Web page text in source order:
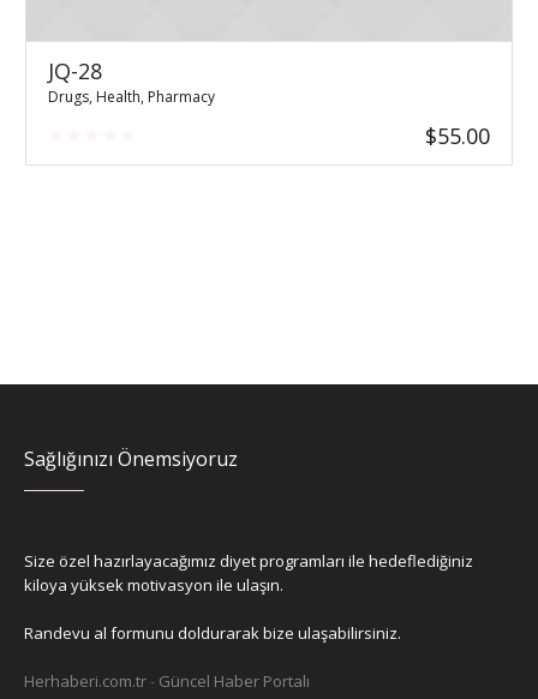
JQ-28
Drugs, Health, Pharmacy
$55.00
Sağlığınızı Önemsiyoruz
Size özel hazırlayacağımız diyet programları ile hedeflediğiniz
kiloya yüksek motivasyon ile ulaşın.
Randevu al formunu doldurarak bize ulaşabilirsiniz.
Herhaberi.com.tr- Güncel Haber Portalı